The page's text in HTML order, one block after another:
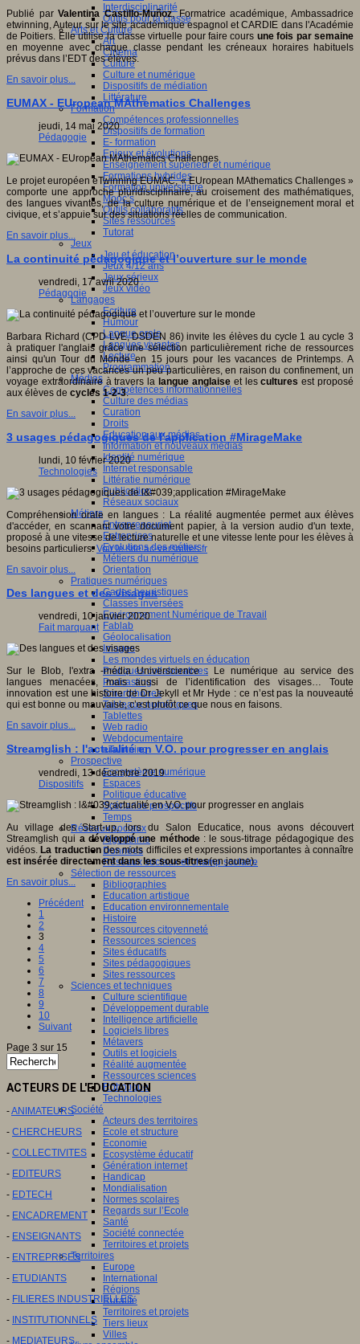
Interdisciplinarité
Outils pour la classe
Arts et Culture
Art
Cinéma
Culture
Culture et numérique
Dispositifs de médiation
Littérature
Formation
Compétences professionnelles
Dispositifs de formation
E- formation
Enjeux et évolutions
Enseignement supérieur et numérique
Formations hybrides
Formation universitaire
Mooc’s
Outils collaboratifs
Sites ressources
Tutorat
Jeux
Jeu et éducation
Jeux 4/12 ans
Jeux sérieux
Jeux vidéo
Langages
Ecriture
Humour
Langue orale
Langues vivantes
Lecture
Programmation
Médias
Compétences informationnelles
Culture des médias
Curation
Droits
Education aux médias
Information et nouveaux médias
Identité numérique
Internet responsable
Littératie numérique
Publication
Réseaux sociaux
Métiers
Entrepreneuriat
Entreprises
Evolutions des métiers
Métiers du numérique
Orientation
Pratiques numériques
Cartes heuristiques
Classes inversées
Environnement Numérique de Travail
Fablab
Géolocalisation
Images
Les mondes virtuels en éducation
Pratiques collaboratives
Podcasting
Smartphones
Tableaux numériques
Tablettes
Web radio
Webdocumentaire
eTwinning
Prospective
Ecosystème numérique
Espaces
Politique éducative
Scénarios prospectifs
Temps
Réseaux sociaux
Algorithme
Données
Réseaux sociaux et champ scolaire
Sélection de ressources
Bibliographies
Education artistique
Education environnementale
Histoire
Ressources citoyenneté
Ressources sciences
Sites éducatifs
Sites pédagogiques
Sites ressources
Sciences et techniques
Culture scientifique
Développement durable
Intelligence artificielle
Logiciels libres
Métavers
Outils et logiciels
Réalité augmentée
Ressources sciences
Robotique
Technologies
Société
Acteurs des territoires
Ecole et structure
Economie
Ecosystème éducatif
Génération internet
Handicap
Mondialisation
Normes scolaires
Regards sur l’Ecole
Santé
Société connectée
Territoires et projets
Territoires
Europe
International
Régions
Ruralité
Territoires et projets
Tiers lieux
Villes
Publié parValentina Castillo-Muñoz, Formatrice académique, Ambassadrice
etwinning, Auteur sur le site académique espagnol et CARDIE dans l'Académie
de Poitiers. Elle utilise la classe virtuelle pour faire cours une fois par semaine
en moyenne avec chaque classe pendant les créneaux horaires habituels
prévus dans l’EDT des élèves.
En savoir plus...
EUMAX - EUropean MAthematics Challenges
jeudi, 14 mai 2020
Pédagogie
Le projet européen eTwinning EUMAC, « EUropean MAthematics Challenges »
comporte une approche pluridisciplinaire, au croisement des mathématiques,
des langues vivantes, de la culture numérique et de l’enseignement moral et
civique, et s’appuie sur des situations réelles de communication.
En savoir plus...
La continuité pédagogique et l’ouverture sur le monde
vendredi, 17 avril 2020
Pédagogie
Barbara Richard (CPD LVE, DSDEN 86) invite les élèves du cycle 1 au cycle 3
à pratiquer l'anglais grâce une sélection particulièrement riche de ressources
ainsi qu'un Tour du Monde en 15 jours pour les vacances de Printemps. A
l’approche de ces vacances un peu particulières, en raison du confinement, un
voyage extraordinaire à travers la langue anglaiseet lescultures est proposé
aux élèves de cycles 1-2-3.
En savoir plus...
3 usages pédagogiques de l'application #MirageMake
lundi, 10 février 2020
Technologies
Compréhension orale en langues : La réalité augmentée permet aux élèves
d'accéder, en scannant votre document papier, à la version audio d'un texte,
proposé à une vitesse de lecture naturelle et une vitesse lente pour les élèves à
besoins particuliers.Voir le site ac-versailles.fr
En savoir plus...
Des langues et des visages
vendredi, 10 janvier 2020
Fait marquant
Sur le Blob, l'extra -média Universcience : Le numérique au service des
langues menacées, mais aussi de l’identification des visages… Toute
innovation est une histoire de Dr Jekyll et Mr Hyde : ce n’est pas la nouveauté
qui est bonne ou mauvaise, c’est plutôt ce que nous en faisons.
En savoir plus...
Streamglish : l'actualité en V.O. pour progresser en anglais
vendredi, 13 décembre 2019
Dispositifs
Au village des Start-up, lors du Salon Educatice, nous avons découvert
Streamglish qui a développé une méthode : le sous-titrage pédagogique des
vidéos.La traductiondes mots difficiles et expressions importantes à connaître
est insérée directement dans les sous-titres(en jaune).
En savoir plus...
Précédent
1
2
3
4
5
6
7
8
9
10
Suivant
Page 3 sur 15
ACTEURS DE L'EDUCATION
-ANIMATEURS
- CHERCHEURS
- COLLECTIVITES
- EDITEURS
- EDTECH
- ENCADREMENT
- ENSEIGNANTS
- ENTREPRISES
- ETUDIANTS
- FILIERES INDUSTRIELLES
- INSTITUTIONNELS
- MEDIATEURS